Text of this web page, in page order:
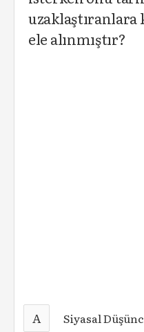
uzaklaştıranlara
ele alınmıştır?
A Siyasal